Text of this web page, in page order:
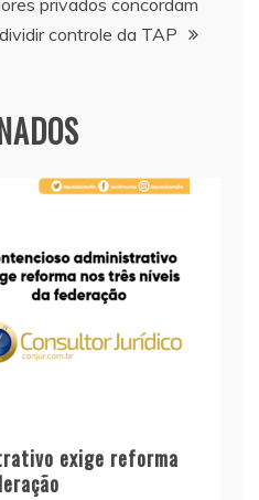
privados concordam
controle da TAP
exige reforma